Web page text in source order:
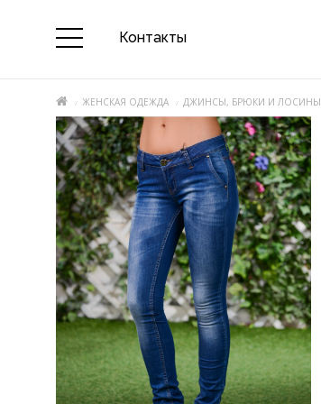
Контакты
ЖЕНСКАЯ ОДЕЖДА ДЖИНСЫ, БРЮКИ И ЛОСИНЫ